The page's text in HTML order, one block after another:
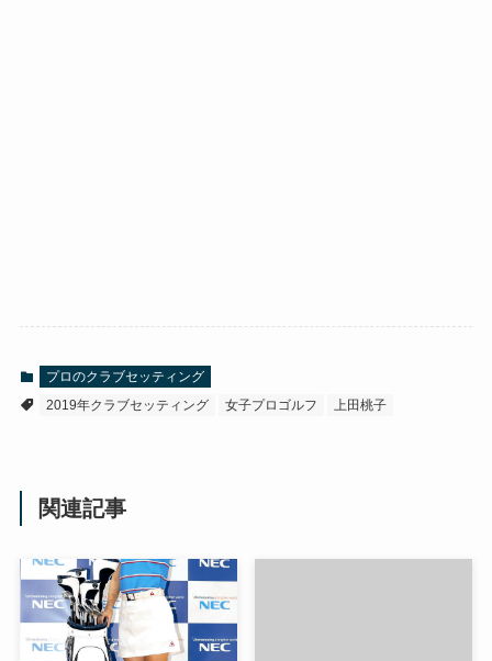
プロのクラブセッティング
2019年クラブセッティング
女子プロゴルフ 上田桃子
関連記事